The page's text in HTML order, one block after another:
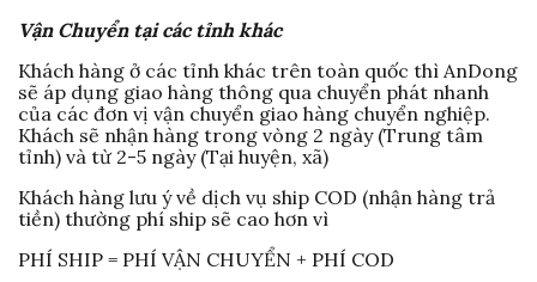
Vận Chuyển tại các tỉnh khác
Khách hàng ở các tỉnh khác trên toàn quốc thì AnDong
sẽ áp dụng giao hàng thông qua chuyển phát nhanh
của các đơn vị vận chuyển giao hàng chuyển nghiệp.
Khách sẽ nhận hàng trong vòng 2 ngày (Trung tâm
tỉnh) và từ 2-5 ngày (Tại huyện, xã)
Khách hàng lưu ý về dịch vụ ship COD (nhận hàng trả
tiền) thường phí ship sẽ cao hơn vì
PHÍ SHIP = PHÍ VẬN CHUYỂN + PHÍ COD